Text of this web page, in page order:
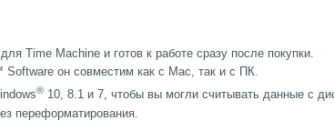
Time Machine и готов к работе сразу после покупки.
он совместим как с Mac, так и с ПК.
® 10, 8.1 и 7, чтобы вы могли считывать данные с
переформатирования.